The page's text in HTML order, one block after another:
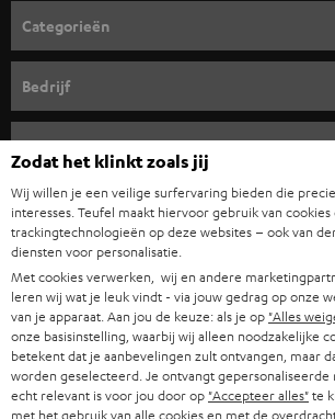
o
r
n
i
e
u
w
s
b
r
i
e
f
Categorieën
COMPLETE SYSTEMEN
SOUNDBARS
HIFI-SPEAKERS
BLUETOOTH
KOPTELEFOONS
BLUETOOTH KOPTELEFOONS
Bedrijf
PERS & MARKETING
B2B
PARTNERPROGRAMMA
BLOG
Teufel online shops
DUITSLAND
OOSTENRIJK
ZWITSERLAND
NEDERLAND
Zodat het klinkt zoals jij
Wij willen je een veilige surfervaring bieden die
interesses. Teufel maakt hiervoor gebruik van cookies
trackingtechnologieën op deze websites – ook van
diensten voor personalisatie.
Met cookies verwerken, wij en andere
leren wij wat je leuk vindt - via jouw gedrag op onze
van je apparaat. Aan jou de keuze: als je op "Alles
onze basisinstelling, waarbij wij alleen noodzakelijke
betekent dat je aanbevelingen zult ontvangen, maar
worden geselecteerd. Je ontvangt
echt relevant is voor jou door op "Accepteer alles"te
met het gebruik van alle cookies en met de